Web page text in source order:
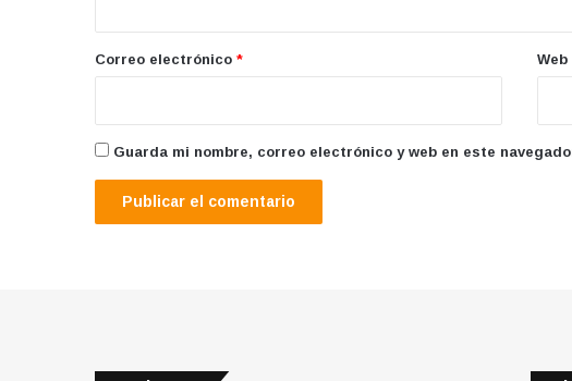
*
Correo electrónico * Web
Guarda mi nombre, correo electrónico y web en este